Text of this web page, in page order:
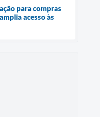
para compras
acesso às